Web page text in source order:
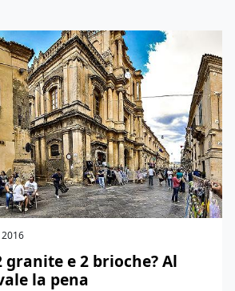
granite e 2 brioche? Al
la pena